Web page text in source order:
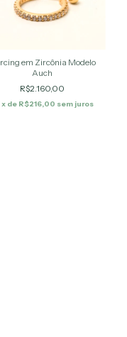
em Zircônia Modelo
Auch
R$2.160,00
x de R$216,00 sem juros